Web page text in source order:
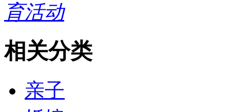
育活动
相关分类
亲子